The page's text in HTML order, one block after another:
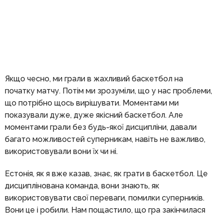
Якщо чесно, ми грали в жахливий баскетбол на
початку матчу. Потім ми зрозуміли, що у нас проблеми,
що потрібно щось вирішувати. Моментами ми
показували дуже, дуже якісний баскетбол. Але
моментами грали без будь-якої дисципліни, давали
багато можливостей суперникам, навіть не важливо,
використовували вони їх чи ні.
Естонія, як я вже казав, знає, як грати в баскетбол. Це
дисциплінована команда, вони знають, як
використовувати свої переваги, помилки суперників.
Вони це і робили. Нам пощастило, що гра закінчилася